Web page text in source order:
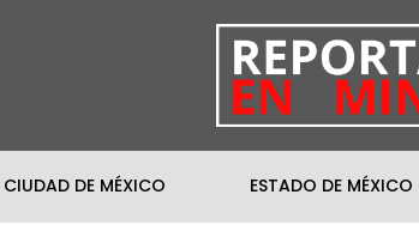
CIUDAD DE MÉXICO ESTADO DE MÉXICO